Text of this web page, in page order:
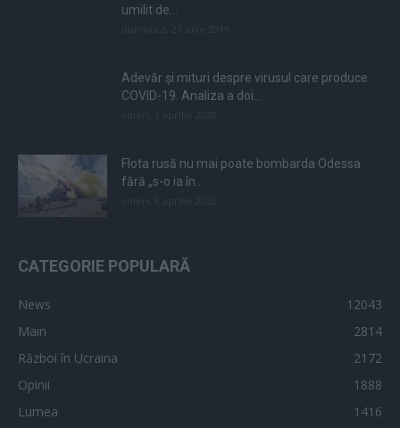
umilit de...
Adevăr și mituri despre virusul care produce
COVID-19. Analiza a doi...
Flota rusă nu mai poate bombarda Odessa
fără „s-o ia în...
CATEGORIE POPULARĂ
News
12043
Main
2814
Război în Ucraina
2172
Opinii
1888
Lumea
1416